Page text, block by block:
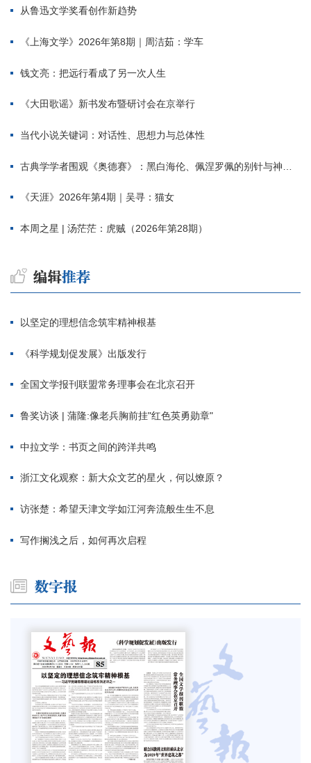
从鲁迅文学奖看创作新趋势
《上海文学》2026年第8期｜周洁茹：学车
钱文亮：把远行看成了另一次人生
《大田歌谣》新书发布暨研讨会在京举行
当代小说关键词：对话性、思想力与总体性
古典学学者围观《奥德赛》：黑白海伦、佩涅罗佩的别针与神秘入侵者
《天涯》2026年第4期｜吴寻：猫女
本周之星 | 汤茫茫：虎贼（2026年第28期）
以坚定的理想信念筑牢精神根基
《科学规划促发展》出版发行
全国文学报刊联盟常务理事会在北京召开
鲁奖访谈 | 蒲隆:像老兵胸前挂"红色英勇勋章"
中拉文学：书页之间的跨洋共鸣
浙江文化观察：新大众文艺的星火，何以燎原？
访张楚：希望天津文学如江河奔流般生生不息
写作搁浅之后，如何再次启程